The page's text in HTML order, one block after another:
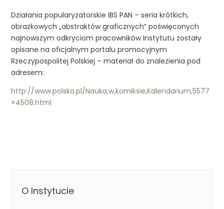
Działania popularyzatorskie IBS PAN – seria krótkich,
obrazkowych „abstraktów graficznych” poświęconych
najnowszym odkryciom pracowników Instytutu zostały
opisane na oficjalnym portalu promocyjnym
Rzeczypospolitej Polskiej – materiał do znalezienia pod
adresem:
http://www.polska.pl/Nauka,w,komiksie,Kalendarium,5577
×4508.html
O Instytucie